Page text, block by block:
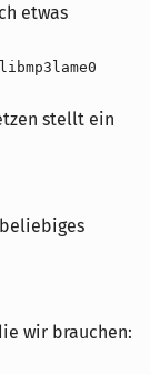
etwas
stellt ein
wir brauchen: